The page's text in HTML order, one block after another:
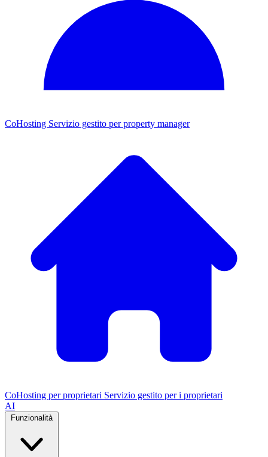
CoHosting Servizio gestito per property manager
CoHosting per proprietari Servizio gestito per i proprietari
AI
Funzionalità